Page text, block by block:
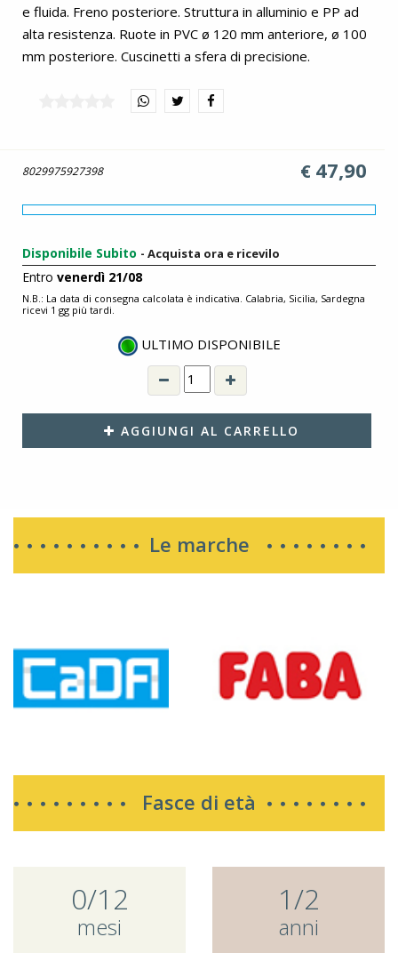
e fluida. Freno posteriore. Struttura in alluminio e PP ad
alta resistenza. Ruote in PVC ø 120 mm anteriore, ø 100
mm posteriore. Cuscinetti a sfera di precisione.
€ 47,90
8029975927398
Disponibile Subito - Acquista ora e ricevilo
Entro venerdì 21/08
N.B.: La data di consegna calcolata è indicativa. Calabria, Sicilia, Sardegna
ricevi 1 gg più tardi.
ULTIMO DISPONIBILE
AGGIUNGI AL CARRELLO
Le marche
Fasce di età
0/12
mesi
1/2
anni